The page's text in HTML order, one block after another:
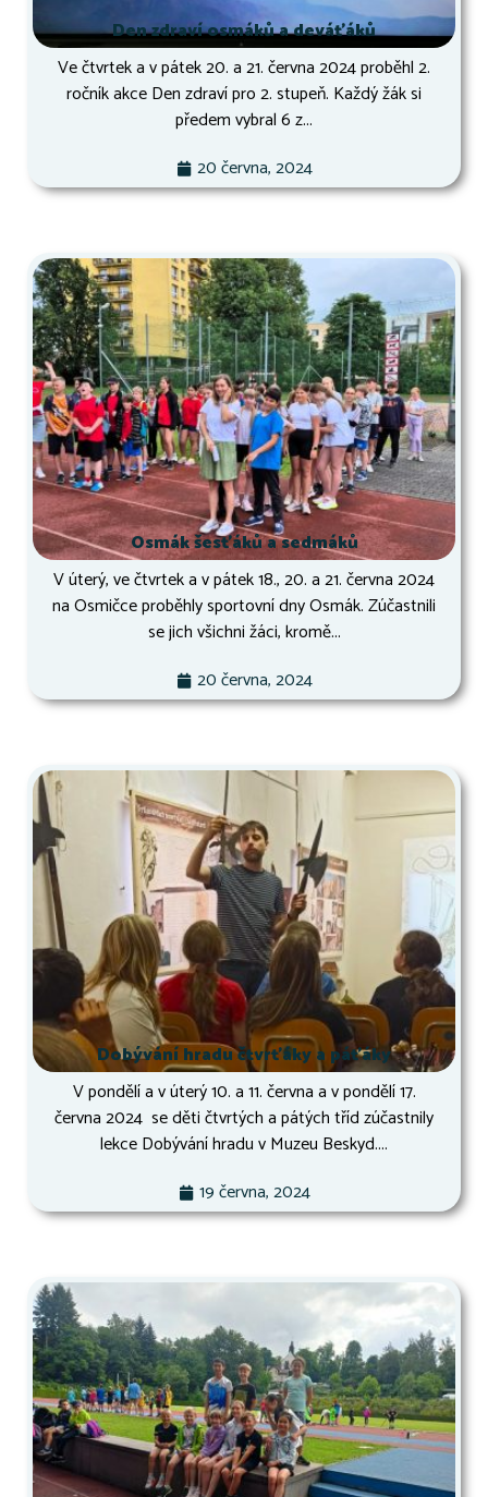
Den zdraví osmáků a deváťáků
Ve čtvrtek a v pátek 20. a 21. června 2024 proběhl 2.
ročník akce Den zdraví pro 2. stupeň. Každý žák si
předem vybral 6 z...
20 června, 2024
Osmák šesťáků a sedmáků
V úterý, ve čtvrtek a v pátek 18., 20. a 21. června 2024
na Osmičce proběhly sportovní dny Osmák. Zúčastnili
se jich všichni žáci, kromě...
20 června, 2024
Dobývání hradu čtvrťáky a páťáky
V pondělí a v úterý 10. a 11. června a v pondělí 17.
června 2024 se děti čtvrtých a pátých tříd zúčastnily
lekce Dobývání hradu v Muzeu Beskyd....
19 června, 2024